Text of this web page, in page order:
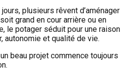
plusieurs rêvent d’aménager
grand en cour arrière ou en
le potager séduit pour une raison
autonomie et qualité de vie.
beau projet commence toujours